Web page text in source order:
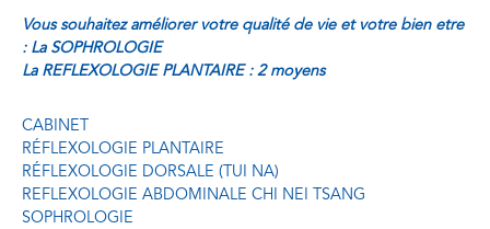
Vous souhaitez améliorer votre qualité de vie et votre bien etre
: La SOPHROLOGIE
La REFLEXOLOGIE PLANTAIRE : 2 moyens
CABINET
RÉFLEXOLOGIE PLANTAIRE
RÉFLEXOLOGIE DORSALE (TUI NA)
REFLEXOLOGIE ABDOMINALE CHI NEI TSANG
SOPHROLOGIE